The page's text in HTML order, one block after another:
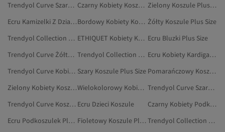
Trendyol Curve Szary Koszule Plus Size
Czarny Kobiety Koszule Nocne Plus Size
Zielony Koszule Plus Size
Ecru Kamizelki Z Dzianiny Plus Size
Bordowy Kobiety Koszule Plus Size Żółty Koszule Plus Size
Trendyol Collection Zielony Koszule Plus Size
ETHIQUET Kobiety Koszule Plus Size Ecru Bluzki Plus Size
Trendyol Curve Żółty Koszule Plus Size
Trendyol Collection Granatowy Koszule Plus Size
Ecru Kobiety Kardigany Plus Size
Trendyol Curve Kobiety Koszulki Szary Koszule Plus Size
Pomarańczowy Koszule Plus Size
Zielony Kobiety Koszule Nocne Plus Size
Wielokolorowy Kobiety Podkoszulek Plus Size
Trendyol Curve Szary Koszule
Trendyol Curve Koszule Nocne Plus Size Ecru Dzieci Koszule
Czarny Kobiety Podkoszulek Plus Size
Ecru Podkoszulek Plus Size
Fioletowy Koszule Plus Size
Trendyol Collection Czarny Koszule Plus Size